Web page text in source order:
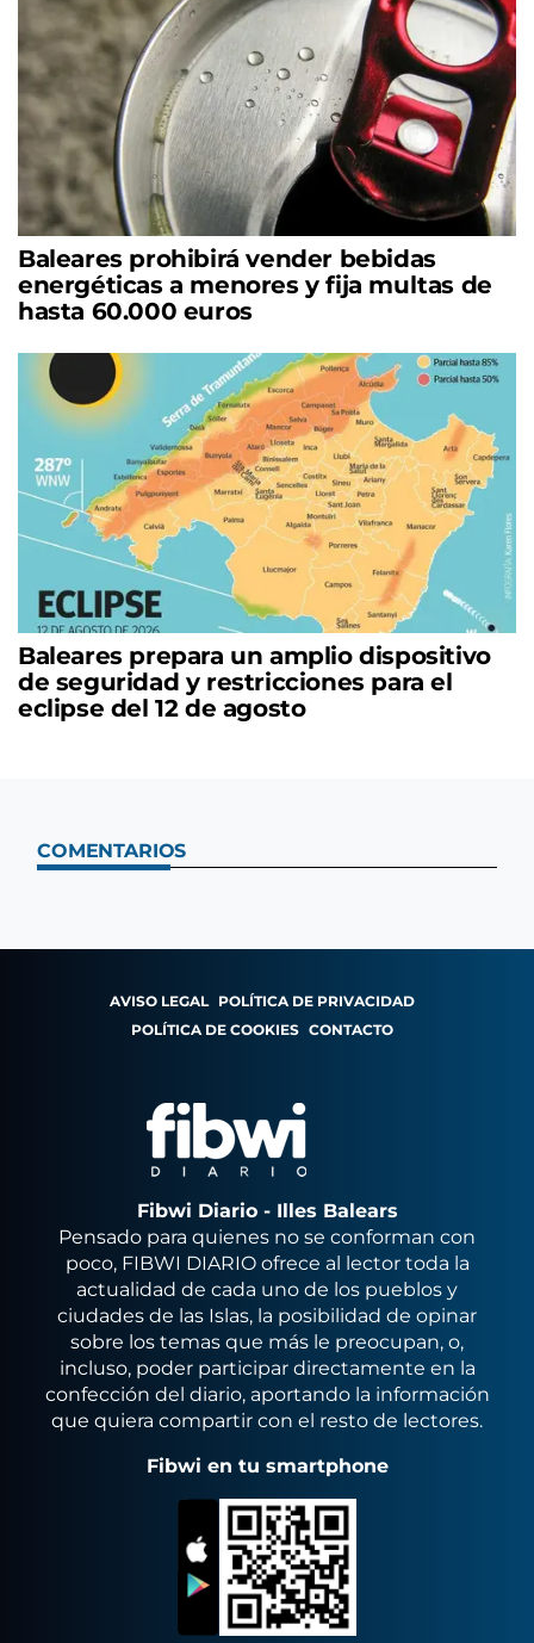
Baleares prohibirá vender bebidas
energéticas a menores y fija multas de
hasta 60.000 euros
Baleares prepara un amplio dispositivo
de seguridad y restricciones para el
eclipse del 12 de agosto
COMENTARIOS
AVISO LEGAL POLÍTICA DE PRIVACIDAD
POLÍTICA DE COOKIES CONTACTO
Fibwi Diario - Illes Balears
Pensado para quienes no se conforman con
poco, FIBWI DIARIO ofrece al lector toda la
actualidad de cada uno de los pueblos y
ciudades de las Islas, la posibilidad de opinar
sobre los temas que más le preocupan, o,
incluso, poder participar directamente en la
confección del diario, aportando la información
que quiera compartir con el resto de lectores.
Fibwi en tu smartphone